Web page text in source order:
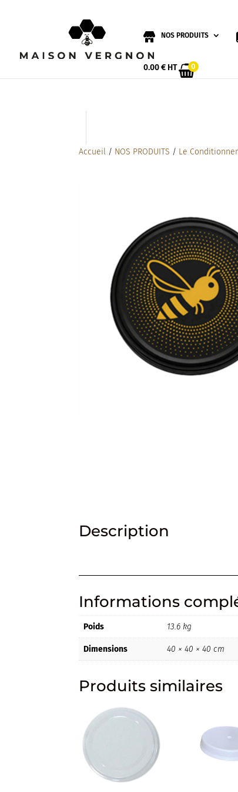
NOS PRODUITS
0.00€ HT 0
Accueil / NOS PRODUITS / Le
Description
Informations
Poids 13.6 kg
Dimensions 40 × 40 × 40 cm
Produits similaires